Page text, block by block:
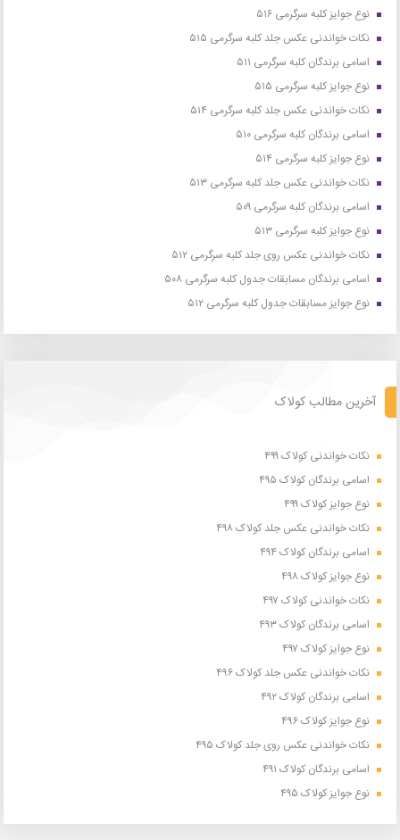
نوع جوایز کلبه سرگرمی ۵۱۶
نکات خواندنی عکس جلد کلبه سرگرمی ۵۱۵
اسامی برندگان کلبه سرگرمی ۵۱۱
نوع جوایز کلبه سرگرمی ۵۱۵
نکات خواندنی عکس جلد کلبه سرگرمی ۵۱۴
اسامی برندگان کلبه سرگرمی ۵۱۰
نوع جوایز کلبه سرگرمی ۵۱۴
نکات خواندنی عکس جلد کلبه سرگرمی ۵۱۳
اسامی برندگان کلبه سرگرمی ۵۰۹
نوع جوایز کلبه سرگرمی ۵۱۳
نکات خواندنی عکس روی جلد کلبه سرگرمی ۵۱۲
اسامی برندگان مسابقات جدول کلبه سرگرمی ۵۰۸
نوع جوایز مسابقات جدول کلبه سرگرمی ۵۱۲
آخرین مطالب کولاک
نکات خواندنی کولاک ۴۹۹
اسامی برندگان کولاک ۴۹۵
نوع جوایز کولاک ۴۹۹
نکات خواندنی عکس جلد کولاک ۴۹۸
اسامی برندگان کولاک ۴۹۴
نوع جوایز کولاک ۴۹۸
نکات خواندنی کولاک ۴۹۷
اسامی برندگان کولاک ۴۹۳
نوع جوایز کولاک ۴۹۷
نکات خواندنی عکس جلد کولاک ۴۹۶
اسامی برندگان کولاک ۴۹۲
نوع جوایز کولاک ۴۹۶
نکات خواندنی عکس روی جلد کولاک ۴۹۵
اسامی برندگان کولاک ۴۹۱
نوع جوایز کولاک ۴۹۵